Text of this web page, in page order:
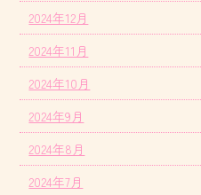
2024年12月
2024年11月
2024年10月
2024年9月
2024年8月
2024年7月